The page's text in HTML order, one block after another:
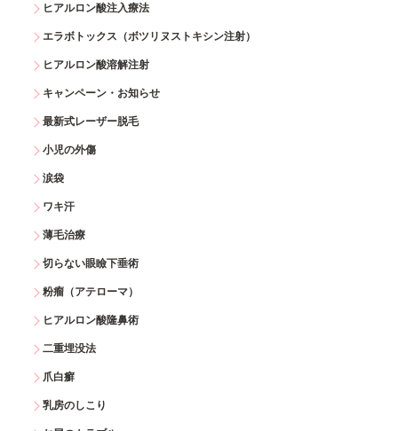
ヒアルロン酸注入療法
エラボトックス（ボツリヌストキシン注射）
ヒアルロン酸溶解注射
キャンペーン・お知らせ
最新式レーザー脱毛
小児の外傷
涙袋
ワキ汗
薄毛治療
切らない眼瞼下垂術
粉瘤（アテローマ）
ヒアルロン酸隆鼻術
二重埋没法
爪白癬
乳房のしこり